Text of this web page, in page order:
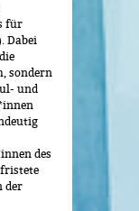
für
Dabei
sondern
und
des
der